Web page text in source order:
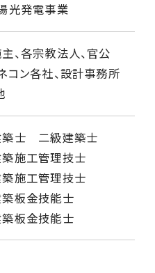
光発電事業
、各宗教法人、官公
コン各社、設計事務所
築士 二級建築士
築施工管理技士
築施工管理技士
築板金技能士
板金技能士